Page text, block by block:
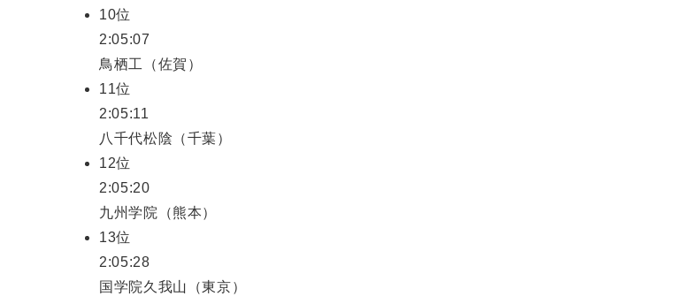
10位
2:05:07
鳥栖工（佐賀）
11位
2:05:11
八千代松陰（千葉）
12位
2:05:20
九州学院（熊本）
13位
2:05:28
国学院久我山（東京）